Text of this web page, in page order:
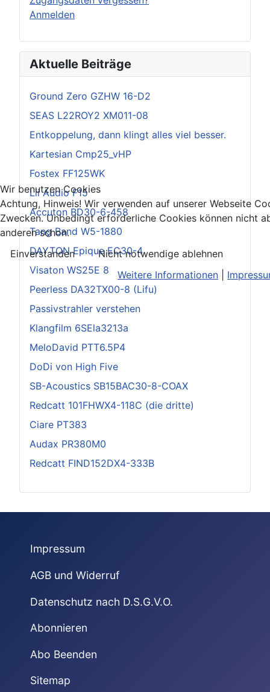
Anmelden
Aktuelle Beiträge
Ground Zero GZHW 16-D2
SEAS L22ROY2 XM011-08
Entkoppelung, dann klingt alles viel besser.
Kartesian Cmp25_vHP
Fostex FF125WK
Lii Audio F15
Accuton BD30-6-458
Tang Band W5-1880
DAYTON Epique EC30-4
Visaton WS25E 8
Peerless DA32TX00-8 (Lifu)
Passivstrahler verstehen
Klangfilm 6SEla3213a
MeloDavid PTT6.5P4
DoDi von High Five
SB-Acoustics SB15BAC30-8-COAX
Redcatt 101FHWX4-118C (die dritte)
Ciare PT383
Audax PR380M0
Redcatt FIND152DX4-333B
Impressum
AGB und Widerruf
Datenschutz nach D.S.G.V.O.
Abonnieren
Abo Beenden
Sitemap
Wir benutzen Cookies
Achtung, Hinweis! Wir verwenden auf unserer Webseite
Zwecken. Unbedingt erforderliche Cookies können nicht
anderen schon.
Einverstanden
Nicht notwendige ablehnen
Weitere Informationen